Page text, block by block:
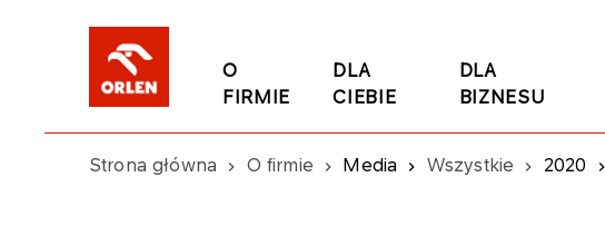
O
FIRMIE
DLA
CIEBIE
DLA
BIZNESU
Strona główna O firmie Media Wszystkie 2020